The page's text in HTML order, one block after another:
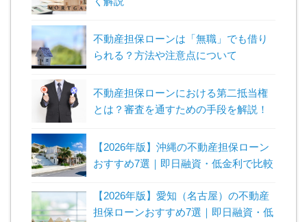
不動産担保ローンは「無職」でも借り
られる？方法や注意点について
不動産担保ローンにおける第二抵当権
とは？審査を通すための手段を解説！
【2026年版】沖縄の不動産担保ローン
おすすめ7選｜即日融資・低金利で比較
【2026年版】愛知（名古屋）の不動産
担保ローンおすすめ7選｜即日融資・低